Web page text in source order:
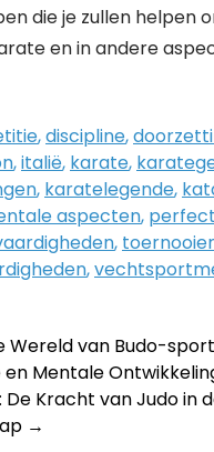
die je zullen helpen
en in andere
,discipline,
,italië, karate,
, karatelegende,
aspecten,
,
,
Wereld van Budo-
en Mentale
De Kracht van Judo in
→